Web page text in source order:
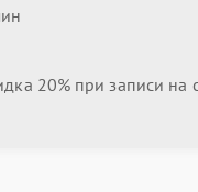
20% при записи на